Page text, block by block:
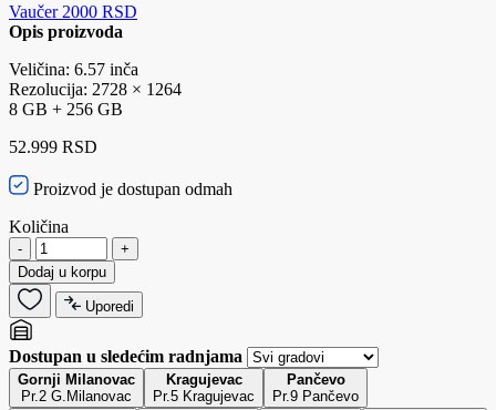
Vaučer 2000 RSD
Opis proizvoda
Veličina: 6.57 inča
Rezolucija: 2728 × 1264
8 GB + 256 GB
52.999 RSD
Proizvod je dostupan odmah
Količina
-
+
Dodaj u korpu
Uporedi
Dostupan u sledećim radnjama
Gornji Milanovac
Pr.2 G.Milanovac
Kragujevac
Pr.5 Kragujevac
Pančevo
Pr.9 Pančevo